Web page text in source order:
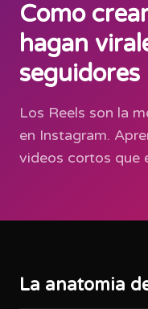
Como
hagan
seguidores
Los Reels son la
en Instagram.
videos cortos que
La anatomia